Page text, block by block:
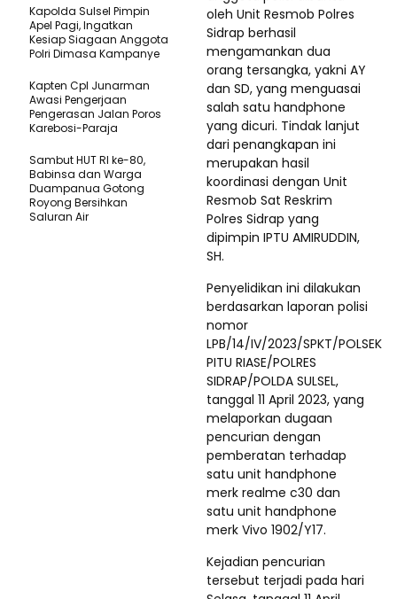
oleh Unit Resmob Polres
Sidrap berhasil
mengamankan dua
orang tersangka, yakni AY
dan SD, yang menguasai
salah satu handphone
yang dicuri. Tindak lanjut
dari penangkapan ini
merupakan hasil
koordinasi dengan Unit
Resmob Sat Reskrim
Polres Sidrap yang
dipimpin IPTU AMIRUDDIN,
SH.
Penyelidikan ini dilakukan
berdasarkan laporan polisi
nomor
LPB/14/IV/2023/SPKT/POLSEK
PITU RIASE/POLRES
SIDRAP/POLDA SULSEL,
tanggal 11 April 2023, yang
melaporkan dugaan
pencurian dengan
pemberatan terhadap
satu unit handphone
merk realme c30 dan
satu unit handphone
merk Vivo 1902/Y17.
Kejadian pencurian
tersebut terjadi pada hari
Kapolda Sulsel Pimpin
Apel Pagi, Ingatkan
Kesiap Siagaan Anggota
Polri Dimasa Kampanye
Kapten Cpl Junarman
Awasi Pengerjaan
Pengerasan Jalan Poros
Karebosi-Paraja
Sambut HUT RI ke-80,
Babinsa dan Warga
Duampanua Gotong
Royong Bersihkan
Saluran Air